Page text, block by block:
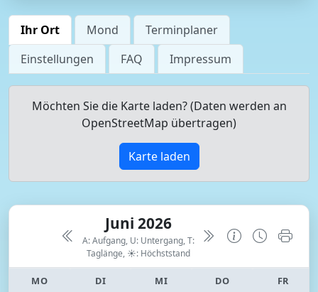
Ihr Ort Mond
Terminplaner
Einstellungen
FAQ Impressum
Möchten Sie die Karte laden? (Daten werden an
OpenStreetMap übertragen)
Karte laden
Juni 2026
A: Aufgang, U: Untergang, T:
Taglänge, ☀: Höchststand
MO DI MI DO FR